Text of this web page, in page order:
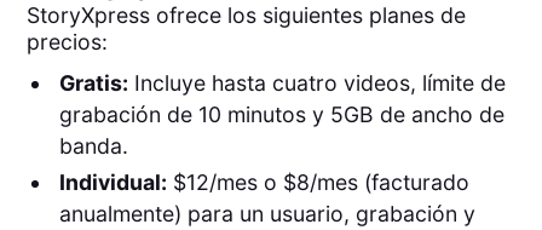
StoryXpress ofrece los siguientes planes de
precios:
Gratis: Incluye hasta cuatro videos, límite de
grabación de 10 minutos y 5GB de ancho de
banda.
Individual: $12/mes o $8/mes (facturado
anualmente) para un usuario, grabación y